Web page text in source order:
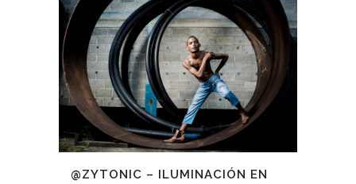
@ZYTONIC – ILUMINACIÓN EN